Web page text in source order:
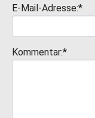
E-Mail-Adresse:*
Kommentar:*